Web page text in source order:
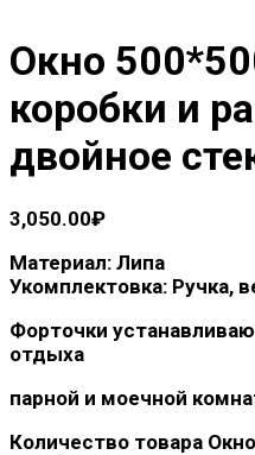
Окно
коробки и
двойное
3,050.00₽
Материал: Липа
Укомплектовка: Ручка,
Форточки
отдыха
парной и моечной
Количество товара